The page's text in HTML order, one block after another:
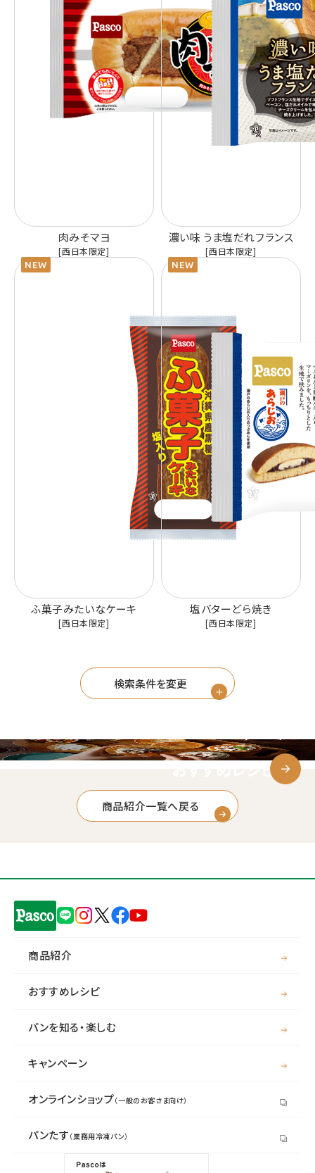
肉みそマヨ
[西日本限定]
濃い味 うま塩だれフランス
[西日本限定]
ふ菓子みたいなケーキ
[西日本限定]
塩バターどら焼き
[西日本限定]
検索条件を変更
おすすめレシピ
商品紹介一覧へ戻る
商品紹介
おすすめレシピ
パンを知る・楽しむ
キャンペーン
オンラインショップ（一般のお客さま向け）
パンたす （業務用冷凍パン）